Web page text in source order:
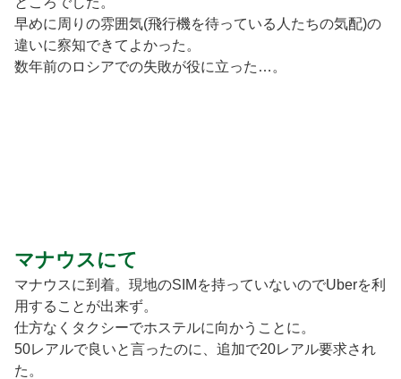
早めに周りの雰囲気(飛行機を待っている人たちの気配)の
違いに察知できてよかった。
数年前のロシアでの失敗が役に立った…。
マナウスにて
マナウスに到着。現地のSIMを持っていないのでUberを利
用することが出来ず。
仕方なくタクシーでホステルに向かうことに。
50レアルで良いと言ったのに、追加で20レアル要求され
た。